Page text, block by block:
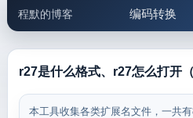
程默的博客 编码转换
邮件工具 生活便民
5.1支付宝大
r27是什么格式、r27怎么打开
本工具收集各类扩展名文件，一共